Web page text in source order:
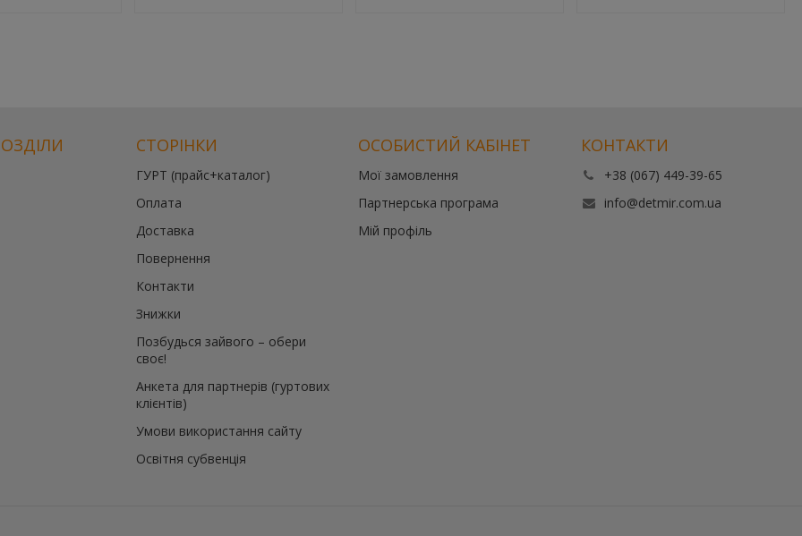
СТОРІНКИ
ГУРТ (прайс+каталог)
Оплата
Доставка
Повернення
Контакти
Знижки
Позбудься зайвого – обери
своє!
Анкета для партнерів (гуртових
клієнтів)
Умови використання сайту
Освітня субвенція
ОСОБИСТИЙ КАБІНЕТ
Мої замовлення
Партнерська програма
Мій профіль
КОНТАКТИ
+38 (067) 449-39-65
info@detmir.com.ua